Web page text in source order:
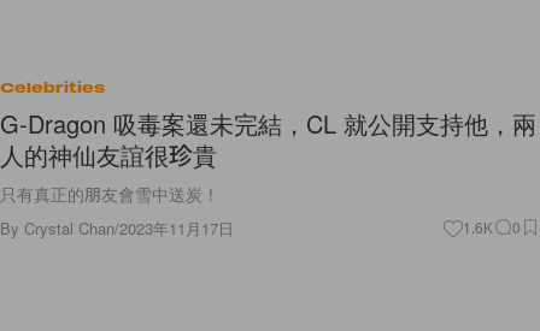
Celebrities
G-Dragon 吸毒案還未完結，CL 就公開支持他，兩
人的神仙友誼很珍貴
只有真正的朋友會雪中送炭！
By Crystal Chan/2023年11月17日 1.6K 0